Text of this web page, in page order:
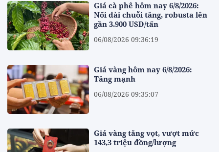
Giá cà phê hôm nay 6/8/2026:
Nối dài chuỗi tăng, robusta lên
gần 3.900 USD/tấn
06/08/2026 09:36:19
Giá vàng hôm nay 6/8/2026:
Tăng mạnh
06/08/2026 09:35:07
Giá vàng tăng vọt, vượt mức
143,3 triệu đồng/lượng